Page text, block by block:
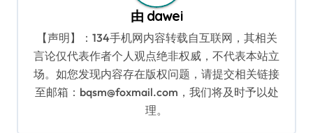
由 dawei
【声明】：134手机网内容转载自互联网，其相关
言论仅代表作者个人观点绝非权威，不代表本站立
场。如您发现内容存在版权问题，请提交相关链接
至邮箱：bqsm@foxmail.com，我们将及时予以处
理。